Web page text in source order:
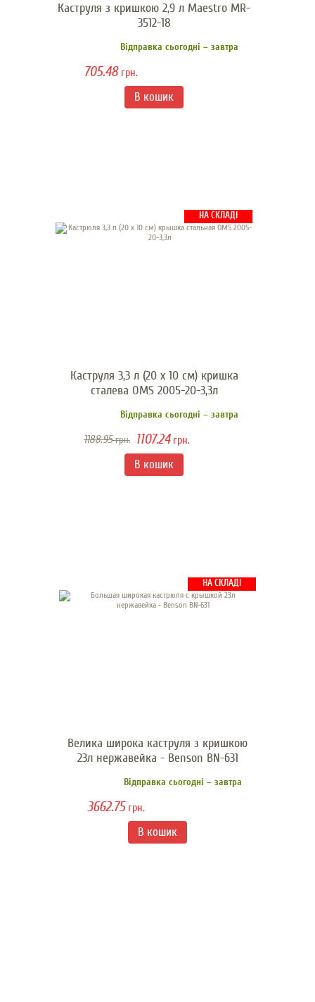
Каструля з кришкою 2,9 л Maestro MR-
3512-18
Відправка сьогодні – завтра
705.48грн.
НА СКЛАДІ
Каструля 3,3 л (20 х 10 см) кришка
сталева OMS 2005-20-3,3л
Відправка сьогодні – завтра
1188.95грн. 1107.24грн.
НА СКЛАДІ
Велика широка каструля з кришкою
23л нержавейка - Benson BN-631
Відправка сьогодні – завтра
3662.75 грн.